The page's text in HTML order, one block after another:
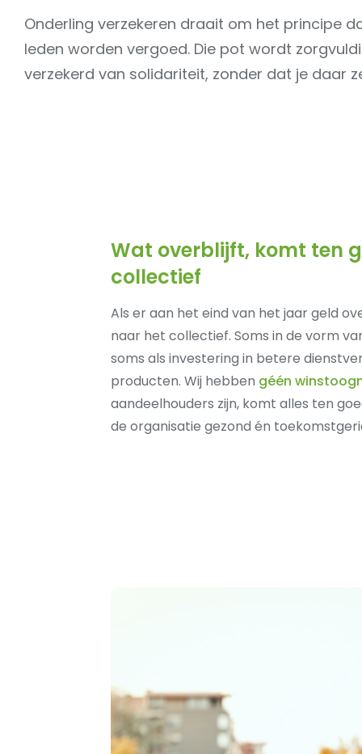
Onderling verzekeren draait om het principe
leden worden vergoed. Die pot wordt
verzekerd van solidariteit, zonder dat je daar
Wat overblijft, komt ten
collectief
Als er aan het eind van het jaar geld
naar het collectief. Soms in de vorm
soms als investering in betere
producten. Wij hebben géén
aandeelhouders zijn, komt alles ten
de organisatie gezond én